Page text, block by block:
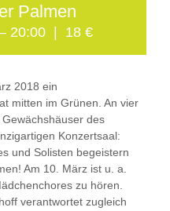
Palmen
20:00 18 €
2018 ein
mitten im Grünen. An vier
des
Konzertsaal:
und Solisten begeistern
Am 10. März ist u. a.
zu hören.
verantwortet zugleich